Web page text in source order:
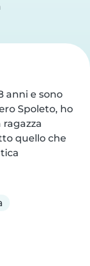
anni e sono
Spoleto, ho
quello che